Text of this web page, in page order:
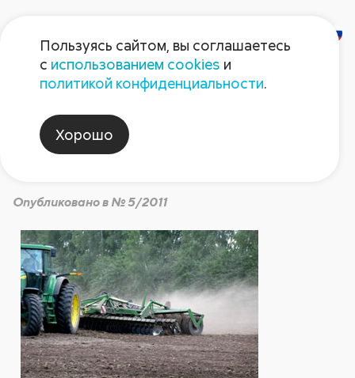
Технологии, которые
не подведут. В
любой год
Опубликовано в № 5/2011
Пользуясь сайтом, вы соглашаетесь
с использованием cookies и
политикой конфиденциальности.
Хорошо